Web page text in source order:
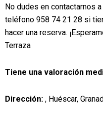
No dudes en contactarnos
teléfono 958 74 21 28 si
hacer una reserva.
Terraza
Tiene una valoración
Dirección: , Huéscar,